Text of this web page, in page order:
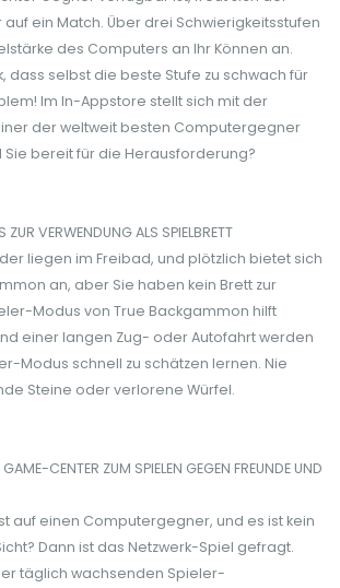
ein Match. Über drei Schwierigkeitsstufen
des Computers an Ihr Können an.
dass selbst die beste Stufe zu schwach für
Im In-Appstore stellt sich mit der
der weltweit besten Computergegner
Sie bereit für die Herausforderung?
ZUR VERWENDUNG ALS SPIELBRETT
liegen im Freibad, und plötzlich bietet sich
an, aber Sie haben kein Brett zur
Modus von True Backgammon hilft
einer langen Zug- oder Autofahrt werden
Modus schnell zu schätzen lernen. Nie
Steine oder verlorene Würfel.
GAME-CENTER ZUM SPIELEN GEGEN FREUNDE UND
auf einen Computergegner, und es ist kein
Dann ist das Netzwerk-Spiel gefragt.
täglich wachsenden Spieler-